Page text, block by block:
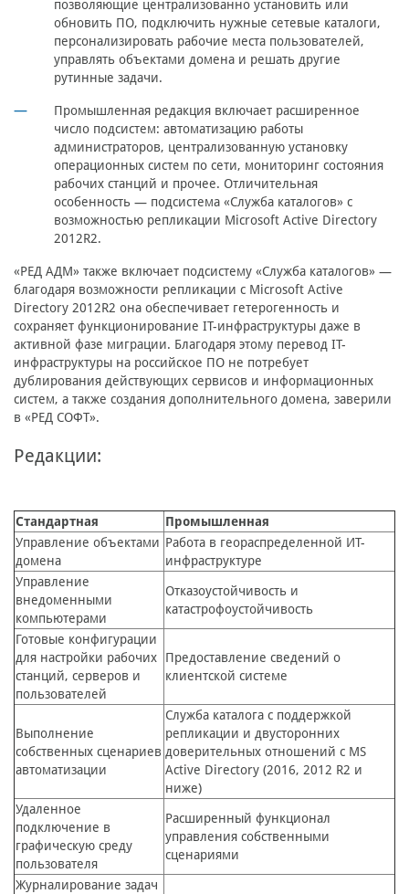
позволяющие централизованно установить или
обновить ПО, подключить нужные сетевые каталоги,
персонализировать рабочие места пользователей,
управлять объектами домена и решать другие
рутинные задачи.
Промышленная редакция включает расширенное
число подсистем: автоматизацию работы
администраторов, централизованную установку
операционных систем по сети, мониторинг состояния
рабочих станций и прочее. Отличительная
особенность — подсистема «Служба каталогов» с
возможностью репликации Microsoft Active Directory
2012R2.
«РЕД АДМ» также включает подсистему «Служба каталогов» —
благодаря возможности репликации с Microsoft Active
Directory 2012R2 она обеспечивает гетерогенность и
сохраняет функционирование IT-инфраструктуры даже в
активной фазе миграции. Благодаря этому перевод IT-
инфраструктуры на российское ПО не потребует
дублирования действующих сервисов и информационных
систем, а также создания дополнительного домена, заверили
в «РЕД СОФТ».
Редакции:
Стандартная
Промышленная
Управление объектами
домена
Работа в геораспределенной ИТ-
инфраструктуре
Управление
внедоменными
компьютерами
Отказоустойчивость и
катастрофоустойчивость
Готовые конфигурации
для настройки рабочих
станций, серверов и
пользователей
Предоставление сведений о
клиентской системе
Выполнение
собственных сценариев
автоматизации
Служба каталога с поддержкой
репликации и двусторонних
доверительных отношений с MS
Active Directory (2016, 2012 R2 и
ниже)
Удаленное
подключение в
графическую среду
пользователя
Расширенный функционал
управления собственными
сценариями
Журналирование задач